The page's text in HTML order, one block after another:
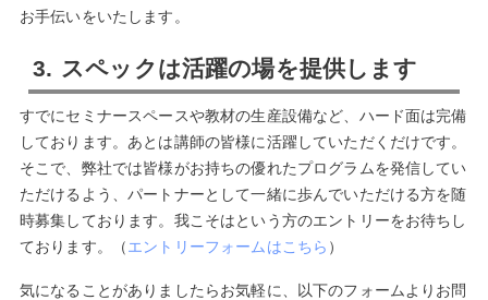
お手伝いをいたします。
3. スペックは活躍の場を提供します
すでにセミナースペースや教材の生産設備など、ハード面は完備
しております。あとは講師の皆様に活躍していただくだけです。
そこで、弊社では皆様がお持ちの優れたプログラムを発信してい
ただけるよう、パートナーとして一緒に歩んでいただける方を随
時募集しております。我こそはという方のエントリーをお待ちし
ております。（エントリーフォームはこちら ）
気になることがありましたらお気軽に、以下のフォームよりお問